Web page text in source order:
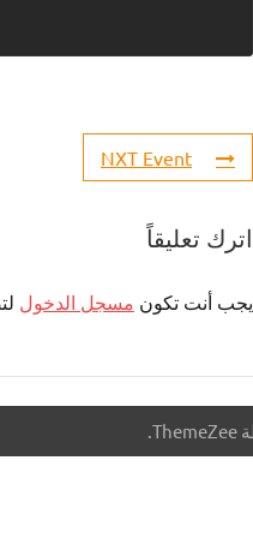
NXT Event
اترك تعليقاً
يجب أنت تكون مسجل الدخول